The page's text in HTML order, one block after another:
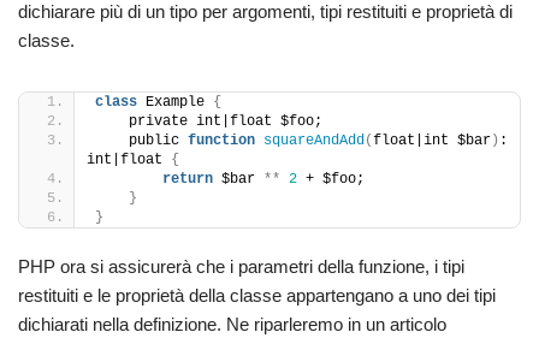
dichiarare più di un tipo per argomenti, tipi restituiti e proprietà di
classe.
class Example {
    private int|float $foo;
    public
function squareAndAdd(float|int $bar ) :
int|float {
return $bar ** 2 + $foo;
}
}
PHP ora si assicurerà che i parametri della funzione, i tipi
restituiti e le proprietà della classe appartengano a uno dei tipi
dichiarati nella definizione. Ne riparleremo in un articolo